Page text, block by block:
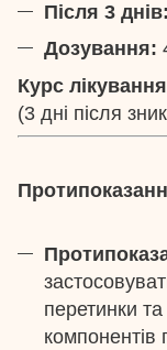
Після 3 днів:
Дозування:
Курс
(3 дні після
перетинки та
компонентів